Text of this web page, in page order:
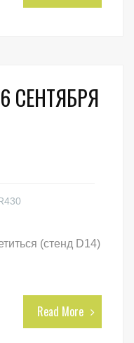
6 СЕНТЯБРЯ
(стенд D14)
Read More